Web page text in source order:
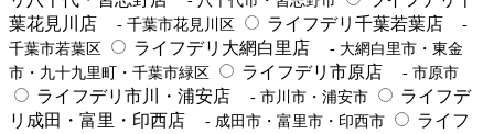
葉花見川店
- 千葉市花見川区 ライフデリ千葉若葉店
-
千葉市若葉区
ライフデリ大網白里店
- 大網白里市・東金
市・九十九里町・千葉市緑区
ライフデリ市原店 - 市原市
ライフデリ市川・浦安店 - 市川市・浦安市
ライフデ
リ成田・富里・印西店
- 成田市・富里市・印西市
ライフ